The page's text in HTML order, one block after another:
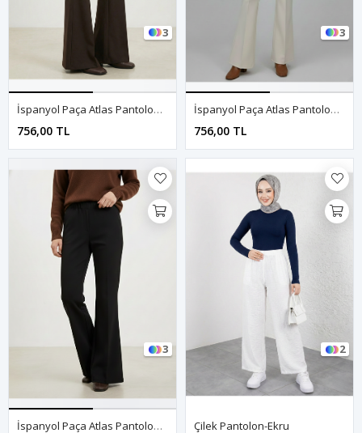
3
İspanyol Paça Atlas Pantolon-Kahve
756,00 TL
3
İspanyol Paça Atlas Pantolon-Krem
756,00 TL
3
İspanyol Paça Atlas Pantolon-Siyah
2
Çilek Pantolon-Ekru